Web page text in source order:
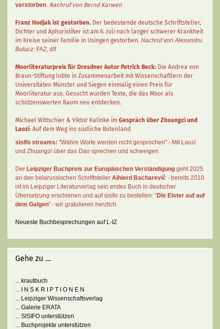
verstorben Nachruf von Bernd Karwen
Franz Hodjak ist gestorben. Der bedeutende deutsche Schriftsteller,
Dichter und Aphoristiker ist am 6. Juli nach langer schwerer Krankheit
im Kreise seiner Familie in Usingen gestorben. Nachruf von Alexandru
Bulucz: FAZ dlf
Moorliteraturpreis für Dresdner Autor Patrick Beck: Die Andrea von
Braun-Stiftung lobte in Zusammenarbeit mit Wissenschaftlern der
Universitäten Münster und Siegen einmalig einen Preis für
Moorliteratur aus. Gesucht wurden Texte, die das Moor als
schützenswerten Raum neu entdecken.
Michael Wittschier & Viktor Kalinke im Gespräch über Zhuangzi und
Laozi: Auf dem Weg ins südliche Bütenland
sisifo streams: "Wahre Worte werden nicht gesprochen" - Mit Laozi
und Zhuangzi über das Dao sprechen und schweigen
Der Leipziger Buchpreis zur Europäischen Verständigung geht 2025
an den belarussischen Schriftsteller Alhierd Bacharevič - bereits 2010
ist im Leipziger Literaturverlag sein erstes Buch in deutscher
Übersetzung erschienen und auf sisifo zu bestellen: "Die Elster auf auf
dem Galgen" - wir gratulieren herzlich.
Neueste Buchbesprechungen auf L-IZ
Gehe zu ...
... krautbuch
... I N S K R I P T I O N E N
... Leipziger Wissenschaftsverlag
... Galerie ERATA
... SISIFO unterstützen
... Buchprojekte unterstützen